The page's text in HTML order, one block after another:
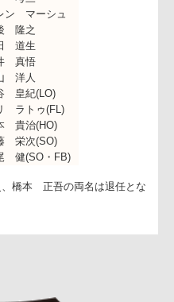
岡村 要
グレッグ クーパー
東 考三
グレン マーシュ
肥後 隆之
角田 道生
荒井 真悟
横山 洋人
熊谷 皇紀(LO)
ニリ ラトゥ(FL)
山本 貴治(HO)